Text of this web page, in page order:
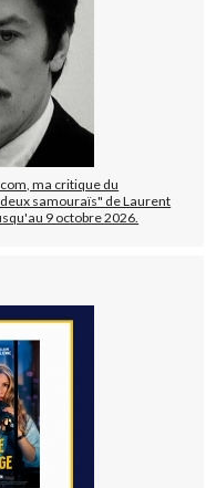
ma critique du
samouraïs" de Laurent
9 octobre 2026.